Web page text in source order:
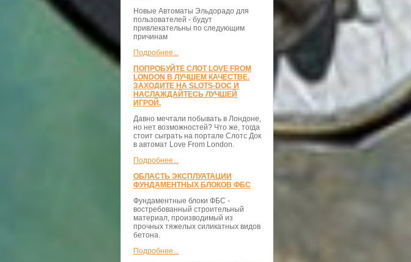
Новые Автоматы Эльдорадо для
пользователей - будут
привлекательны по следующим
причинам
Подробнее...
ПОПРОБУЙТЕ СЛОТ LOVE FROM
LONDON В ЛУЧШЕМ КАЧЕСТВЕ.
ЗАХОДИТЕ НА SLOTS-DOC И
НАСЛАЖДАЙТЕСЬ ЛУЧШЕЙ
ИГРОЙ.
Давно мечтали побывать в Лондоне,
но нет возможностей? Что же, тогда
стоит сыграть на портале Слотс Док
в автомат Love From London.
Подробнее...
ОБЛАСТЬ ЭКСПЛУАТАЦИИ
ФУНДАМЕНТНЫХ БЛОКОВ ФБС
Фундаментные блоки ФБС -
востребованный строительный
материал, производимый из
прочных тяжелых силикатных видов
бетона.
Подробнее...